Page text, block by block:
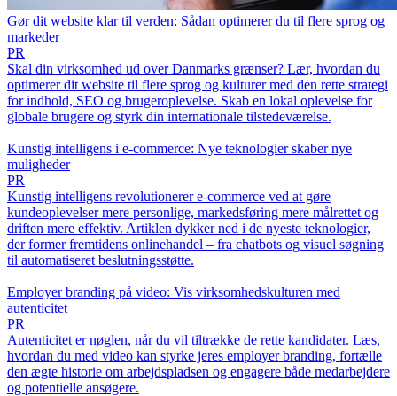
Gør dit website klar til verden: Sådan optimerer du til flere sprog og
markeder
PR
Skal din virksomhed ud over Danmarks grænser? Lær, hvordan du
optimerer dit website til flere sprog og kulturer med den rette strategi
for indhold, SEO og brugeroplevelse. Skab en lokal oplevelse for
globale brugere og styrk din internationale tilstedeværelse.
Kunstig intelligens i e-commerce: Nye teknologier skaber nye
muligheder
PR
Kunstig intelligens revolutionerer e-commerce ved at gøre
kundeoplevelser mere personlige, markedsføring mere målrettet og
driften mere effektiv. Artiklen dykker ned i de nyeste teknologier,
der former fremtidens onlinehandel – fra chatbots og visuel søgning
til automatiseret beslutningsstøtte.
Employer branding på video: Vis virksomhedskulturen med
autenticitet
PR
Autenticitet er nøglen, når du vil tiltrække de rette kandidater. Læs,
hvordan du med video kan styrke jeres employer branding, fortælle
den ægte historie om arbejdspladsen og engagere både medarbejdere
og potentielle ansøgere.